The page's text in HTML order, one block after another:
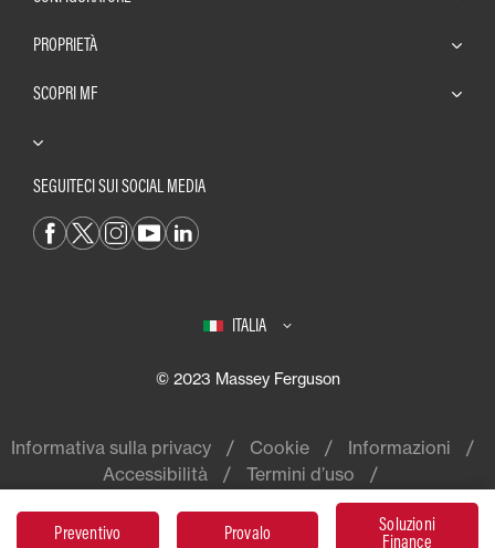
Preventivo Provalo
Soluzioni
Finance
PROPRIETÀ
SCOPRI MF
SEGUITECI SUI SOCIAL MEDIA
ITALIA
© 2023 Massey Ferguson
Informativa sulla privacy Cookie
Informazioni
Accessibilità
Termini d’uso